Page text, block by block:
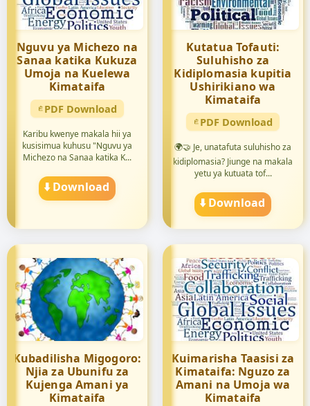
Nguvu ya Michezo na
Sanaa katika Kukuza
Umoja na Kuelewa
Kimataifa
PDF Download
Karibu kwenye makala hii ya
kusisimua kuhusu "Nguvu ya
Michezo na Sanaa katika K...
⬇️ Download
Kutatua Tofauti:
Suluhisho za
Kidiplomasia kupitia
Ushirikiano wa
Kimataifa
PDF Download
🌍🤝 Je, unatafuta suluhisho za
kidiplomasia? Jiunge na makala
yetu ya kutuata tof...
⬇️ Download
Kubadilisha Migogoro:
Njia za Ubunifu za
Kujenga Amani ya
Kimataifa
Kuimarisha Taasisi za
Kimataifa: Nguzo za
Amani na Umoja wa
Kimataifa